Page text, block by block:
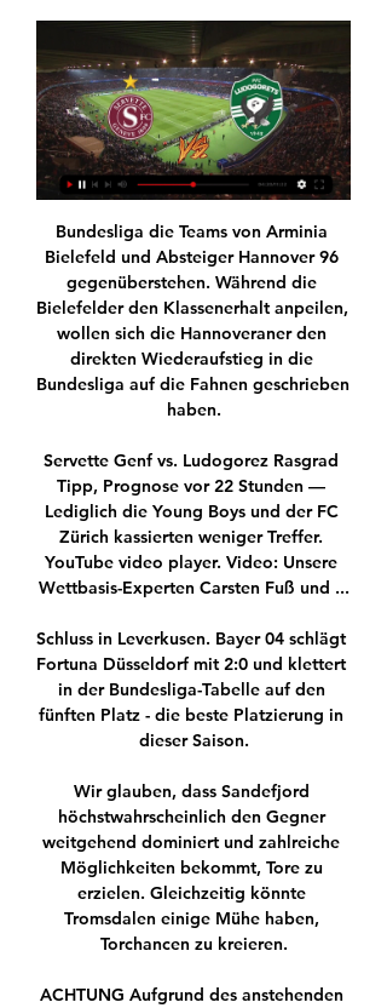
Bundesliga die Teams von Arminia
Bielefeld und Absteiger Hannover 96
gegenüberstehen. Während die
Bielefelder den Klassenerhalt anpeilen,
wollen sich die Hannoveraner den
direkten Wiederaufstieg in die
Bundesliga auf die Fahnen geschrieben
haben.
Servette Genf vs. Ludogorez Rasgrad
Tipp, Prognose vor 22 Stunden —
Lediglich die Young Boys und der FC
Zürich kassierten weniger Treffer.
YouTube video player. Video: Unsere
Wettbasis-Experten Carsten Fuß und ...
Schluss in Leverkusen. Bayer 04 schlägt
Fortuna Düsseldorf mit 2:0 und klettert
in der Bundesliga-Tabelle auf den
fünften Platz - die beste Platzierung in
dieser Saison.
Wir glauben, dass Sandefjord
höchstwahrscheinlich den Gegner
weitgehend dominiert und zahlreiche
Möglichkeiten bekommt, Tore zu
erzielen. Gleichzeitig könnte
Tromsdalen einige Mühe haben,
Torchancen zu kreieren.
ACHTUNG Aufgrund des anstehenden